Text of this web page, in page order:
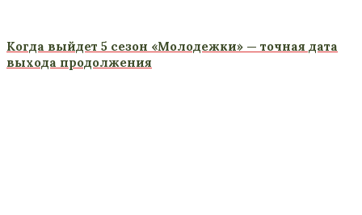
Когда выйдет 5 сезон «Молодежки» — точная дата
выхода продолжения